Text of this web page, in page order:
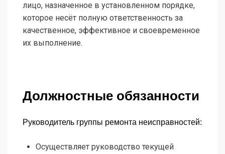
лицо, назначенное в установленном порядке,
которое несёт полную ответственность за
качественное, эффективное и своевременное
их выполнение.
Должностные обязанности
Руководитель группы ремонта неисправностей:
Осуществляет руководство текущей